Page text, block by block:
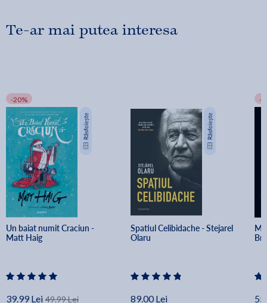
Te-ar mai putea interesa
-20%
Un baiat numit Craciun -
Matt Haig
39.99 Lei 49.99 Lei
Spatiul Celibidache - Stejarel
Olaru
89.00 Lei
-